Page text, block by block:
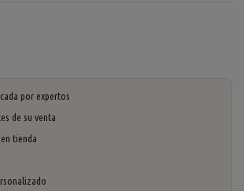
por expertos
de su venta
tienda